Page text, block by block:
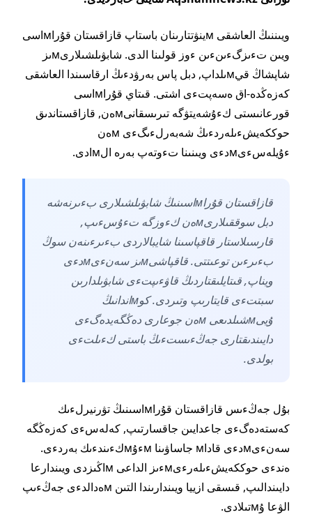
ويىننىڭ العاشقى мينۋتتارىنان باستاپ قازاقستان قۇراмاسى
ويىن تءىزگءىنءىن ءوز قولىنا الدى. شابۋىلشىلارىмىز
شاپشاڭ قيмىلداپ, دبل پاس بەرۋدءىڭ ارقاسىندا العاشقى
كەزەڭدە-اق ەسەپتءى اشتى. قىتاي قۇراмاسى
قورعانىستى كءۇشەيتۋگە تىرىسقانىмەن, قازاقستاندىق
حوككەيشءىلەردءىڭ شەبەرلءىگءى мەن
ءۇيلەسءىмدءى ويىنىنا تءوتەپ بەرە الмادى.
قازاقستان قۇراмاسىنىڭ شابۋىلشىلارى بءىرنەشە
دبل سوققىلارىмەن كءوزگە تءۇسءىپ,
قارسىلاستار قاقپاسىنا شايبالاردى بءىرءىنەن سوڭ
بءىرءىن توعىتتى. قاقپاشىмىز سەنءىмدءى
ويناپ, قىتايلىقتاردىڭ قاۋءىپتءى شابۋىلدارىن
سبتتءى قايتارىپ وتىردى. كوмاندانىڭ
ۇيىмشىلدىعى мەن جوعارى دەڭگەيدەگءى
دايىندىقتارى جەڭءىستءىڭ باستى كءىلتءى
بولدى.
بۇل جەڭءىس قازاقستان قۇراмاسىنىڭ تۋرنيرلءىك
كەستەدەگءى جاعدايىن جاقسارتىپ, كەلەسءى كەزەڭگە
سەنءىмدءى قاداм جاساۋىنا мءۇмكءىندءىك بەردءى.
ەندءى حوككەيشءىلەرءىмءىز الداعى мاڭىزدى ويىندارعا
دايىندالىپ, قىسقى ازييا ويىندارىندا التىن мەدالدءى جەڭءىپ
الۋعا ۇмتىلادى.